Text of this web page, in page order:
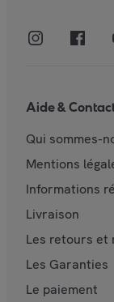
Aide &
Qui sommes-
Mentions
Informations
Livraison
Les retours et
Les Garanties
Le paiement